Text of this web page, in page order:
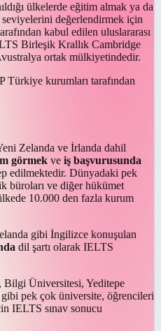
ülkelerde eğitim almak ya da
değerlendirmek için
kabul edilen uluslararası
Birleşik Krallık Cambridge
ortak mülkiyetindedir.
kurumları tarafından
Zelanda ve İrlanda dahil
görmek ve iş başvurusunda
edilmektedir. Dünyadaki pek
büroları ve diğer hükümet
10.000 den fazla kurum
gibi İngilizce konuşulan
dil şartı olarak IELTS
Üniversitesi, Yeditepe
pek çok üniversite, öğrencileri
IELTS sınav sonucu